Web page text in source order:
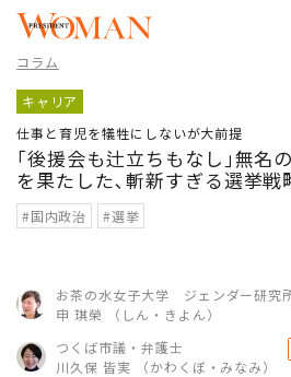
コラム
キャリア
仕事と育児を犠牲にしないが大前提
｢後援会も辻立ちもなし｣無名
を果たした､斬新すぎる選挙戦
#国内政治 #選挙
お茶の水女子大学 ジェンダー研
申 琪榮 （しん・きよん）
つくば市議・弁護士
川久保 皆実 （かわくぼ・みなみ）